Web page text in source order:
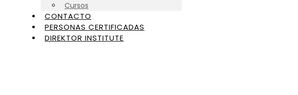
Cursos
CONTACTO
PERSONAS CERTIFICADAS
DIREKTOR INSTITUTE